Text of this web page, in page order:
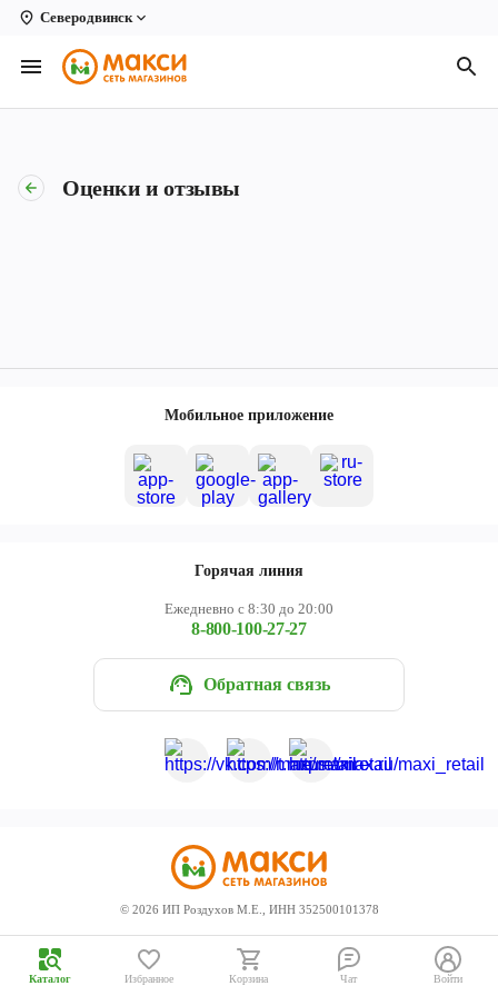
Северодвинск
Вологда
Архангельск
Киров
Новодвинск
Оценки и отзывы
Мобильное приложение
Горячая линия
Ежедневно с 8:30 до 20:00
8-800-100-27-27
Обратная связь
© 2026 ИП Роздухов М.Е., ИНН 352500101378
Каталог Избранное Корзина Чат Войти